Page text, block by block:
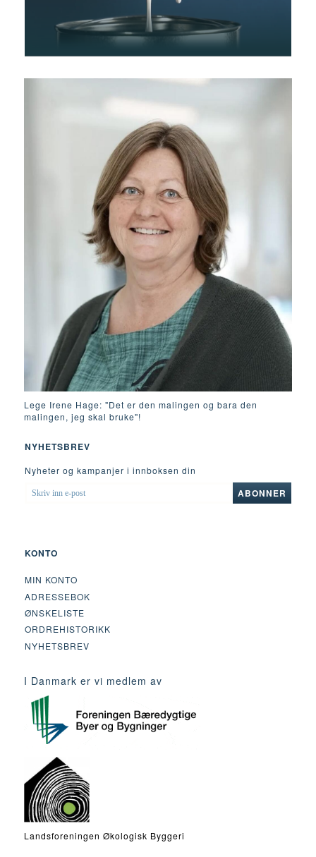
Lege Irene Hage: "Det er den malingen og bara den
malingen, jeg skal bruke"!
NYHETSBREV
Nyheter og kampanjer i innboksen din
SKRIV
INN
ABONNER
KONTO
MIN KONTO
ADRESSEBOK
ØNSKELISTE
ORDREHISTORIKK
NYHETSBREV
I Danmark er vi medlem av
Landsforeningen Økologisk Byggeri